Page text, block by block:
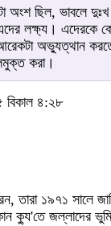
ছিল, ভাবলে দুঃখ
এদের লক্ষ্য। এদেরকে
অভ্যুত্থান
করা।
৪:২৮
তারা ১৯৭১ সালে
ক্যু'তে জল্লাদের